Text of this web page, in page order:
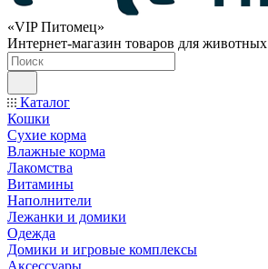
«VIP Питомец»
Интернет-магазин товаров для животных
Каталог
Кошки
Сухие корма
Влажные корма
Лакомства
Витамины
Наполнители
Лежанки и домики
Одежда
Домики и игровые комплексы
Аксессуары